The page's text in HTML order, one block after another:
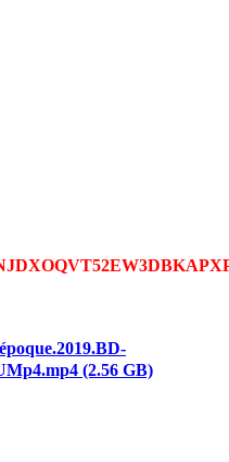
(2.56 GB)